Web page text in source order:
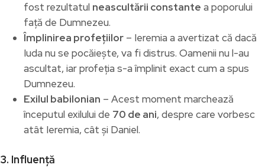
fost rezultatul neascultării constante a poporului
față de Dumnezeu.
Împlinirea profețiilor – Ieremia a avertizat că dacă
Iuda nu se pocăiește, va fi distrus. Oamenii nu l-au
ascultat, iar profeția s-a împlinit exact cum a spus
Dumnezeu.
Exilul babilonian – Acest moment marchează
începutul exilului de 70 de ani, despre care vorbesc
atât Ieremia, cât și Daniel.
3. Influență